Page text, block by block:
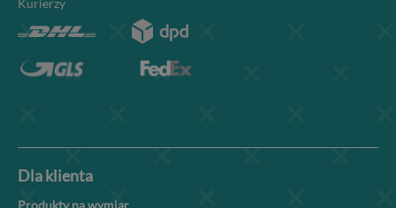
Kurierzy
Dla klienta
Produkty na wymiar